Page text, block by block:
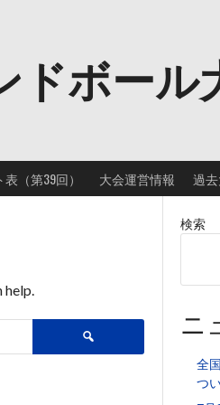
ドボール
（第39回） 大会運営情報 過
索:
検索
ニ
全
つ